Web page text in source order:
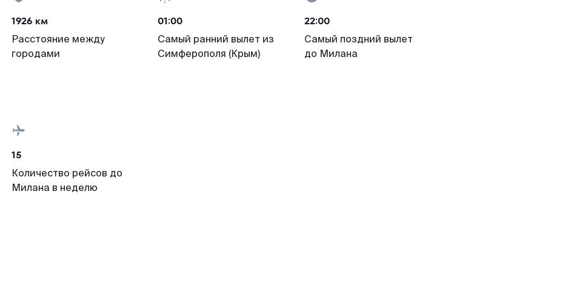
1926 км
Расстояние между
городами
01:00
Самый ранний вылет из
Симферополя (Крым)
22:00
Самый поздний вылет
до Милана
15
Количество рейсов до
Милана в неделю